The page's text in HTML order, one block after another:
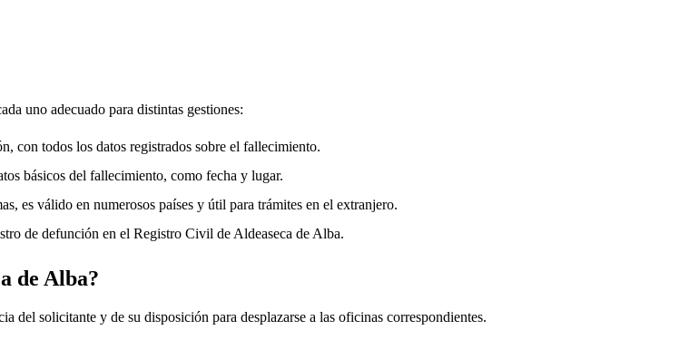
uno adecuado para distintas gestiones:
con todos los datos registrados sobre el fallecimiento.
básicos del fallecimiento, como fecha y lugar.
es válido en numerosos países y útil para trámites en el extranjero.
de defunción en el Registro Civil de Aldeaseca de Alba.
de Alba?
del solicitante y de su disposición para desplazarse a las oficinas correspondientes.